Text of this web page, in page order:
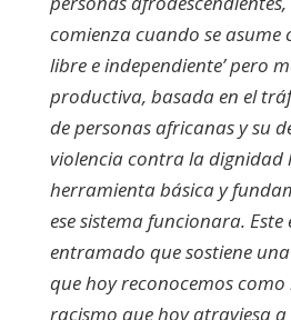
comienza cuando se asume
libre e independiente’ pero
productiva, basada en el
de personas africanas y su
violencia contra la dignidad
herramienta básica y
ese sistema funcionara. Este
entramado que sostiene
que hoy reconocemos
racismo que hoy atraviesa